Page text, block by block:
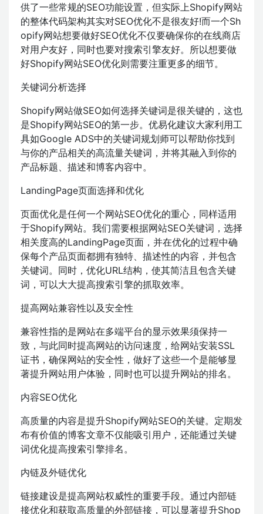
供了一些常规的SEO功能设置，但实际上Shopify网站
的整体代码架构其实对SEO优化不是很友好!而一个Sh
opify网站想要做好SEO优化不仅要确保你的在线商店
对用户友好，同时也要对搜索引擎友好。所以想要做
好Shopify网站SEO优化则需要注重更多的细节。
关键词分析选择
Shopify网站做SEO如何选择关键词是很关键的，这也
是Shopify网站SEO的第一步。优易化建议大家利用工
具如Google ADS中的关键词规划师可以帮助你找到
与你的产品相关的高流量关键词，并将其融入到你的
产品标题、描述和博客内容中。
LandingPage页面选择和优化
页面优化是任何一个网站SEO优化的重心，同样适用
于Shopify网站。我们需要根据网站SEO关键词，选择
相关度高的LandingPage页面，并在优化的过程中确
保每个产品页面都拥有独特、描述性的内容，并包含
关键词。同时，优化URL结构，使其简洁且包含关键
词，可以大大提高搜索引擎的抓取效率。
提高网站兼容性以及安全性
兼容性指的是网站在多端平台的显示效果须保持一
致，与此同时提高网站的访问速度，给网站安装SSL
证书，确保网站的安全性，做好了这些一个是能够显
著提升网站用户体验，同时也可以提升网站的排名。
内容SEO优化
高质量的内容是提升Shopify网站SEO的关键。定期发
布有价值的博客文章不仅能吸引用户，还能通过关键
词优化提高搜索引擎排名。
内链及外链优化
链接建设是提高网站权威性的重要手段。通过内部链
接优化和获取高质量的外部链接，可以显著提升Shop